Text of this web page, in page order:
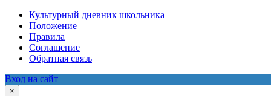
Культурный дневник школьника
Положение
Правила
Соглашение
Обратная связь
Вход на сайт
×